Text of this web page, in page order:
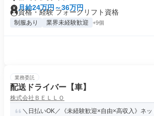
月給24万円～36万円
資格・経験 フォークリフト資格
制服あり 業界未経験歓迎 +9個
業務委託
配送ドライバー【車】
株式会社ＢＥＬＬＯ
＼日払いOK／《未経験歓迎×自由×高収入》ネ